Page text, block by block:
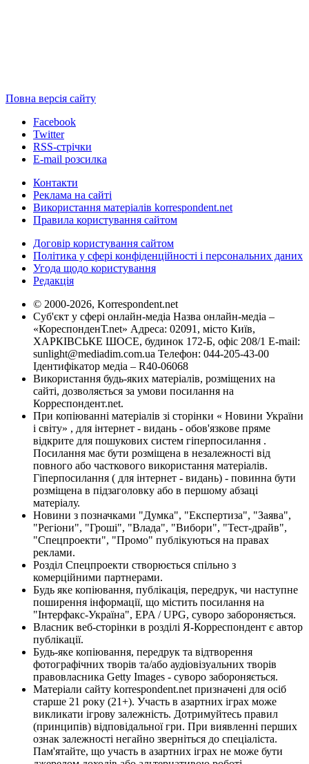
Повна версія сайту
Facebook
Twitter
RSS-стрічки
E-mail розсилка
Контакти
Реклама на сайті
Використання матеріалів korrespondent.net
Правила користування сайтом
Договір користування сайтом
Політика у сфері конфіденційності і персональних даних
Угода щодо користування
Редакція
© 2000-2026, Korrespondent.net
Суб'єкт у сфері онлайн-медіа Назва онлайн-медіа –
«КореспонденТ.net» Адреса: 02091, місто Київ,
ХАРКІВСЬКЕ ШОСЕ, будинок 172-Б, офіс 208/1 E-mail:
sunlight@mediadim.com.ua Телефон: 044-205-43-00
Ідентифікатор медіа – R40-06068
Використання будь-яких матеріалів, розміщених на
сайті, дозволяється за умови посилання на
Корреспондент.net.
При копіюванні матеріалів зі сторінки « Новини України
і світу» , для інтернет - видань - обов'язкове пряме
відкрите для пошукових систем гіперпосилання .
Посилання має бути розміщена в незалежності від
повного або часткового використання матеріалів.
Гіперпосилання ( для інтернет - видань) - повинна бути
розміщена в підзаголовку або в першому абзаці
матеріалу.
Новини з позначками "Думка", "Експертиза", "Заява",
"Регіони", "Гроші", "Влада", "Вибори", "Тест-драйв",
"Спецпроекти", "Промо" публікуються на правах
реклами.
Розділ Спецпроекти створюється спільно з
комерційними партнерами.
Будь яке копіювання, публікація, передрук, чи наступне
поширення інформації, що містить посилання на
"Інтерфакс-Україна", EPA / UPG, суворо забороняється.
Власник веб-сторінки в розділі Я-Корреспондент є автор
публікації.
Будь-яке копіювання, передрук та відтворення
фотографічних творів та/або аудіовізуальних творів
правовласника Getty Images - суворо забороняється.
Матеріали сайту korrespondent.net призначені для осіб
старше 21 року (21+). Участь в азартних іграх може
викликати ігрову залежність. Дотримуйтесь правил
(принципів) відповідальної гри. При виявленні перших
ознак залежності негайно зверніться до спеціаліста.
Пам'ятайте, що участь в азартних іграх не може бути